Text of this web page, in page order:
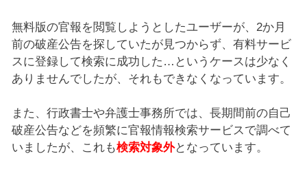
無料版の官報を閲覧しようとしたユーザーが、2か月
前の破産公告を探していたが見つからず、有料サービ
スに登録して検索に成功した…というケースは少なく
ありませんでしたが、それもできなくなっています。
また、行政書士や弁護士事務所では、長期間前の自己
破産公告などを頻繁に官報情報検索サービスで調べて
いましたが、これも検索対象外となっています。